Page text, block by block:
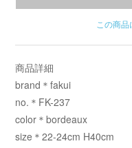
この商
商品詳細
brand＊fakui
no.＊FK-237
color＊bordeaux
size＊22-24cm H40cm